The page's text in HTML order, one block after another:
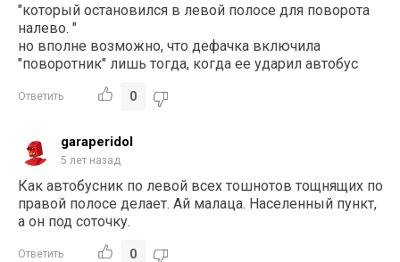
"который остановился в левой полосе для поворота
налево. "
но вполне возможно, что дефачка включила
"поворотник" лишь тогда, когда ее ударил автобус
Ответить 0
garaperidol
5 лет назад
Как автобусник по левой всех тошнотов тощнящих по
правой полосе делает. Ай малаца. Населенный пункт,
а он под соточку.
Ответить 0